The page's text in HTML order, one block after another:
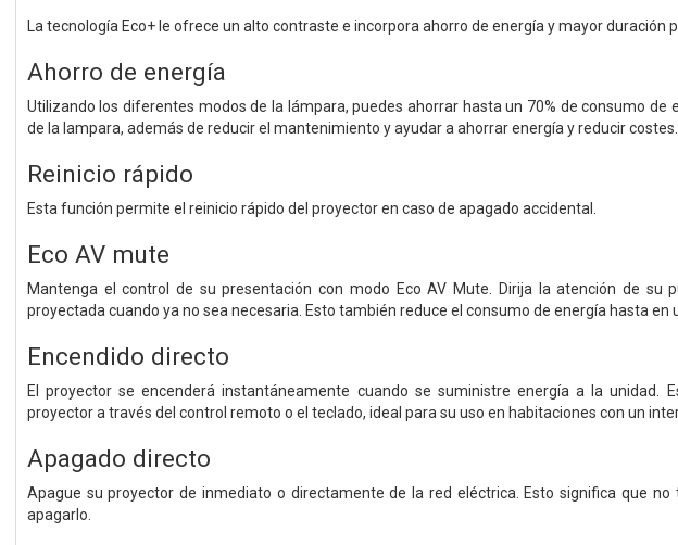
La tecnología Eco+ le ofrece un alto contraste e incorpora ahorro de energía y mayor duración
Ahorro de energía
Utilizando los diferentes modos de la lámpara, puedes ahorrar hasta un 70% de consumo de
de la lampara, además de reducir el mantenimiento y ayudar a ahorrar energía y reducir costes.
Reinicio rápido
Esta función permite el reinicio rápido del proyector en caso de apagado accidental.
Eco AV mute
Mantenga el control de su presentación con modo Eco AV Mute. Dirija la atención de su
proyectada cuando ya no sea necesaria. Esto también reduce el consumo de energía hasta en
Encendido directo
El proyector se encenderá instantáneamente cuando se suministre energía a la unidad.
proyector a través del control remoto o el teclado, ideal para su uso en habitaciones con un
Apagado directo
Apague su proyector de inmediato o directamente de la red eléctrica. Esto significa que
apagarlo.